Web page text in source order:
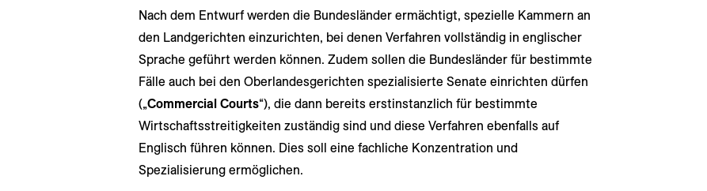
Nach dem Entwurf werden die Bundesländer ermächtigt, spezielle Kammern an
den Landgerichten einzurichten, bei denen Verfahren vollständig in englischer
Sprache geführt werden können. Zudem sollen die Bundesländer für bestimmte
Fälle auch bei den Oberlandesgerichten spezialisierte Senate einrichten dürfen
(„Commercial Courts“), die dann bereits erstinstanzlich für bestimmte
Wirtschaftsstreitigkeiten zuständig sind und diese Verfahren ebenfalls auf
Englisch führen können. Dies soll eine fachliche Konzentration und
Spezialisierung ermöglichen.